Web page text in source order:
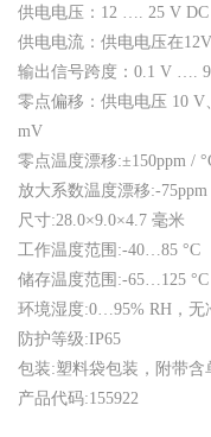
供电电压：12 …. 25 V DC
供电电流：供电电压在
输出信号跨度：0.1 V ….
零点偏移：供电电压 10
mV
零点温度漂移:±150ppm /
放大系数温度漂移:-75ppm
尺寸:28.0×9.0×4.7 毫米
工作温度范围:-40…85 °C
储存温度范围:-65…125 °C
环境湿度:0…95% RH，无
防护等级:IP65
包装:塑料袋包装，附带含
产品代码:155922